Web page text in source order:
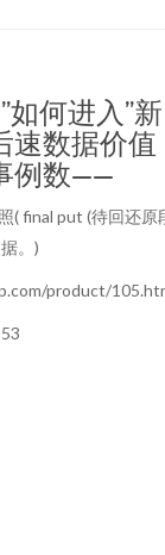
何进入”新
速数据价值
例数——
( final put (待回还原
。)
product/